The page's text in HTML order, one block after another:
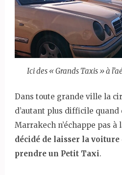
Ici des « Grands Taxis » à
Dans toute grande ville la
d’autant plus difficile quand
Marrakech n’échappe pas à
décidé de laisser la
prendre un Petit Taxi.